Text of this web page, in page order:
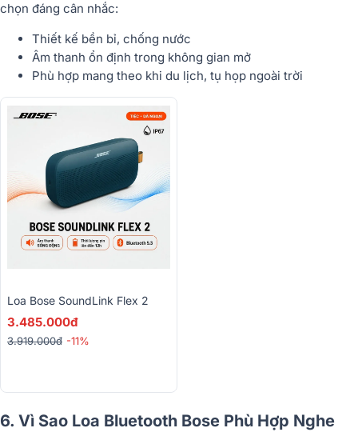
chọn đáng cân nhắc:
Thiết kế bền bỉ, chống nước
Âm thanh ổn định trong không gian mở
Phù hợp mang theo khi du lịch, tụ họp ngoài trời
Loa Bose SoundLink Flex 2
3.485.000đ
3.919.000đ -11%
6. Vì Sao Loa Bluetooth Bose Phù Hợp Nghe